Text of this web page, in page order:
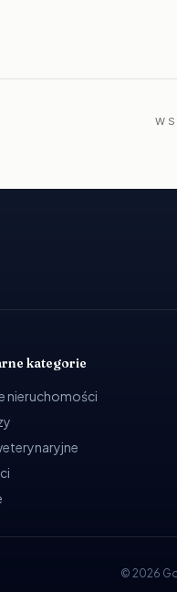
kategorie
nieruchomości
© 2026